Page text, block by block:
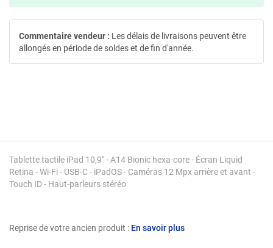
Reprise de votre ancien produit : En savoir plus
Tablette tactile iPad 10,9" - A14 Bionic hexa-core - Écran Liquid
Retina - Wi-Fi - USB-C - iPadOS - Caméras 12 Mpx arrière et avant -
Touch ID - Haut-parleurs stéréo
Commentaire vendeur : Les délais de livraisons peuvent être
allongés en période de soldes et de fin d'année.